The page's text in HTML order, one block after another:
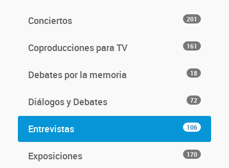
Conciertos 201
Coproducciones para TV 161
Debates por la memoria 18
Diálogos y Debates 72
Entrevistas 106
Exposiciones 170